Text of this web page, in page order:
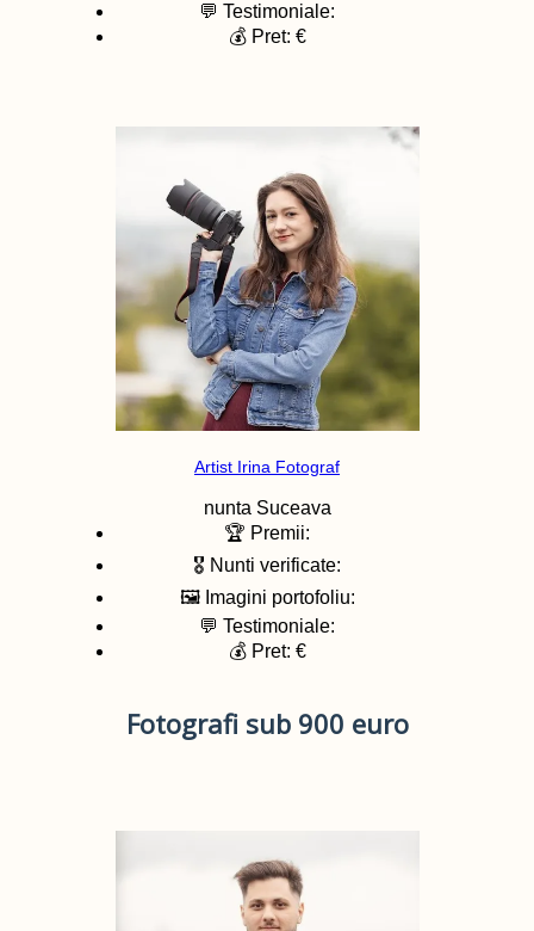
💬 Testimoniale:
💰 Pret: €
Artist Irina Fotograf
nunta Suceava
🏆 Premii:
🎖️ Nunti verificate:
🖼️ Imagini portofoliu:
💬 Testimoniale:
💰 Pret: €
Fotografi sub 900 euro